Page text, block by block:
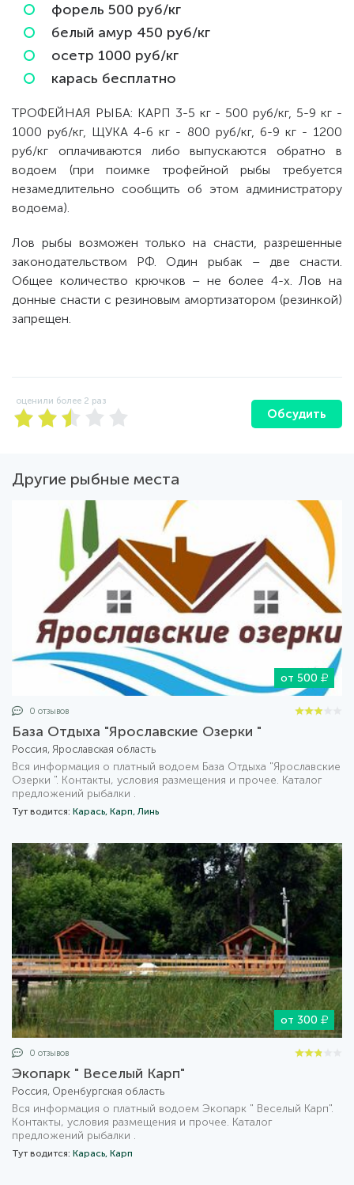
форель 500 руб/кг
белый амур 450 руб/кг
осетр 1000 руб/кг
карась бесплатно
ТРОФЕЙНАЯ РЫБА: КАРП 3-5 кг - 500 руб/кг, 5-9 кг -
1000 руб/кг, ЩУКА 4-6 кг - 800 руб/кг, 6-9 кг - 1200
руб/кг оплачиваются либо выпускаются обратно в
водоем (при поимке трофейной рыбы требуется
незамедлительно сообщить об этом администратору
водоема).
Лов рыбы возможен только на снасти, разрешенные
законодательством РФ. Один рыбак – две снасти.
Общее количество крючков – не более 4-х. Лов на
донные снасти с резиновым амортизатором (резинкой)
запрещен.
оценили более 2 раз
Обсудить
Другие рыбные места
от 500
0 отзывов
База Отдыха "Ярославские Озерки "
Россия, Ярославская область
Вся информация о платный водоем База Отдыха "Ярославские
Озерки ". Контакты, условия размещения и прочее. Каталог
предложений рыбалки .
Тут водится: Карась, Карп, Линь
от 300
0 отзывов
Экопарк " Веселый Карп"
Россия, Оренбургская область
Вся информация о платный водоем Экопарк " Веселый Карп".
Контакты, условия размещения и прочее. Каталог
предложений рыбалки .
Тут водится: Карась, Карп